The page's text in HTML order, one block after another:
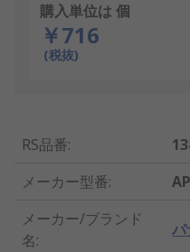
購入単位は 個
￥716
(税抜)
RS品番:
メーカー型番:
メーカー/ブランド
名:
パ